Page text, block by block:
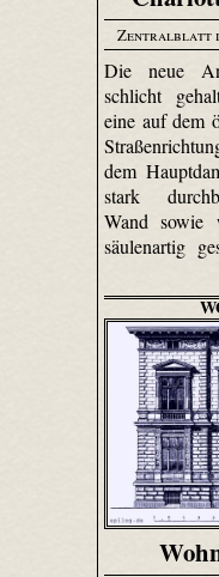
Zentralblatt
Die neue
schlicht
eine auf dem
dem
stark
Wand sowie
säulenartig